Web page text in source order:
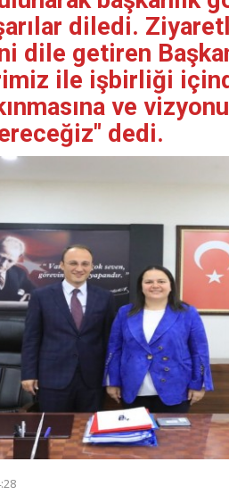
diledi.
dile getiren Başkan
ile işbirliği
ve
dedi.